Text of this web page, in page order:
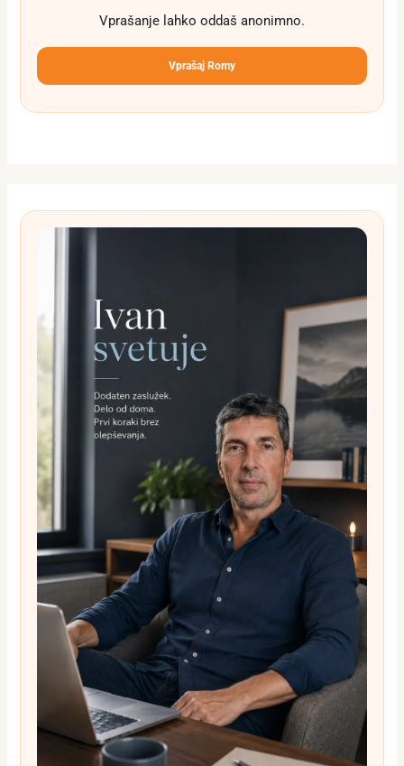
Vprašanje lahko oddaš anonimno.
Vprašaj Romy